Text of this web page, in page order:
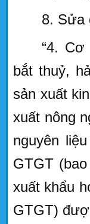
8. Sửa
“4. Cơ
bắt thuỷ,
sản xuất
xuất nông
nguyên
GTGT
xuất khẩu
GTGT)